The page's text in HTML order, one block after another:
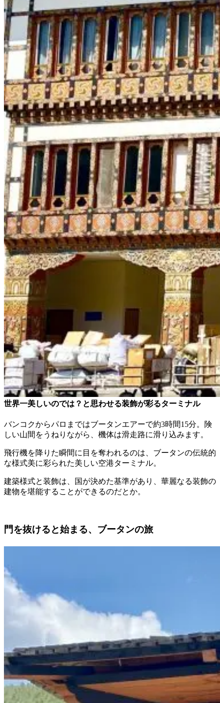
世界一美しいのでは？と思わせる装飾が彩るターミナル
バンコクからパロまではブータンエアーで約3時間15分。険
しい山間をうねりながら、機体は滑走路に滑り込みます。
飛行機を降りた瞬間に目を奪われるのは、ブータンの伝統的
な様式美に彩られた美しい空港ターミナル。
建築様式と装飾は、国が決めた基準があり、華麗なる装飾の
建物を堪能することができるのだとか。
門を抜けると始まる、ブータンの旅